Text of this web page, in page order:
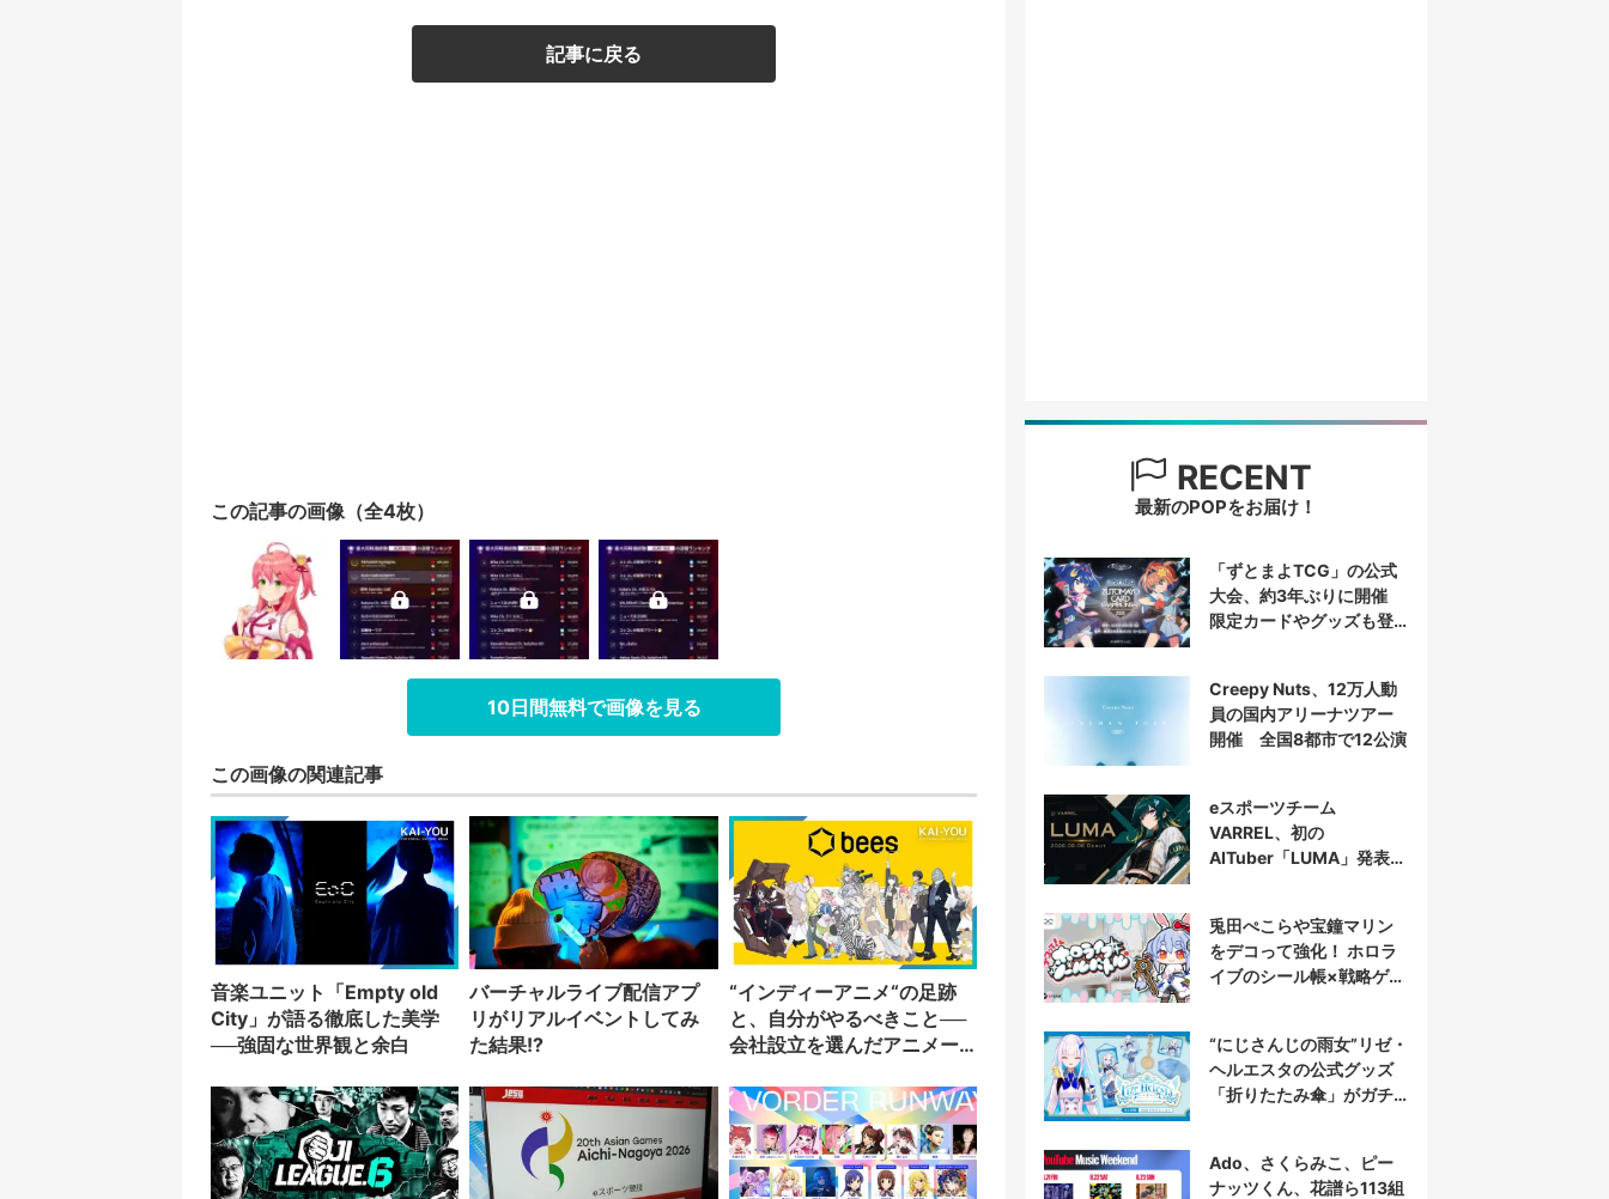
記事に戻る
この記事の画像（全4枚）
10日間無料で画像を見る
この画像の関連記事
音楽ユニット「Empty old
City」が語る徹底した美学
──強固な世界観と余白
バーチャルライブ配信アプ
リがリアルイベントしてみ
た結果!?
“インディーアニメ“の足跡
と、自分がやるべきこと──
会社設立を選んだアニメー
RECENT
最新のPOPをお届け！
「ずとまよTCG」の公式
大会、約3年ぶりに開催
限定カードやグッズも登
Creepy Nuts、12万人動
員の国内アリーナツアー
開催 全国8都市で12公演
eスポーツチーム
VARREL、初の
AITuber「LUMA」発表
兎田ぺこらや宝鐘マリン
をデコって強化！ ホロラ
イブのシール帳×戦略ゲー
“にじさんじの雨女”リゼ・
ヘルエスタの公式グッズ
「折りたたみ傘」がガチ
Ado、さくらみこ、ピー
ナッツくん、花譜ら113組